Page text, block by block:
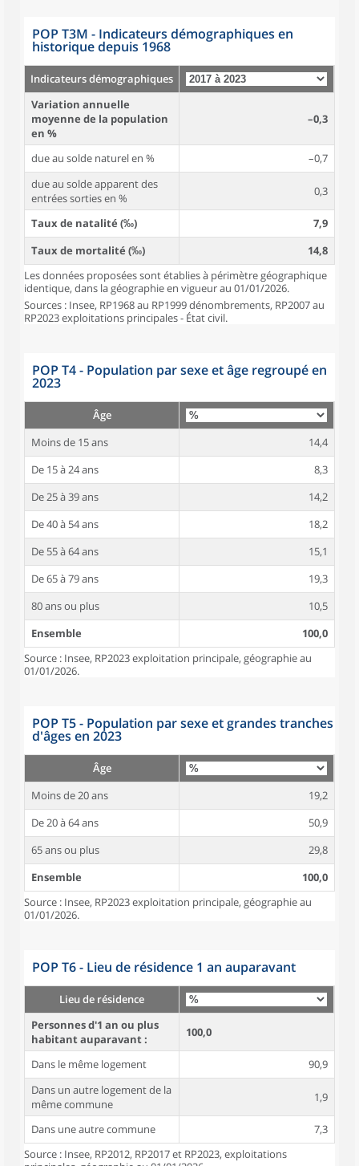
POP T3M - Indicateurs démographiques en
historique depuis 1968
Indicateurs démographiques
Variation annuelle
moyenne de la population
en %
–0,3
due au solde naturel en %
–0,7
due au solde apparent des
entrées sorties en %
0,3
Taux de natalité (‰)
7,9
Taux de mortalité (‰)
14,8
Les données proposées sont établies à périmètre géographique
identique, dans la géographie en vigueur au 01/01/2026.
Sources : Insee, RP1968 au RP1999 dénombrements, RP2007 au
RP2023 exploitations principales - État civil.
POP T4 - Population par sexe et âge regroupé en
2023
Âge
Moins de 15 ans
14,4
De 15 à 24 ans
8,3
De 25 à 39 ans
14,2
De 40 à 54 ans
18,2
De 55 à 64 ans
15,1
De 65 à 79 ans
19,3
80 ans ou plus
10,5
Ensemble
100,0
Source : Insee, RP2023 exploitation principale, géographie au
01/01/2026.
POP T5 - Population par sexe et grandes tranches
d'âges en 2023
Âge
Moins de 20 ans
19,2
De 20 à 64 ans
50,9
65 ans ou plus
29,8
Ensemble
100,0
Source : Insee, RP2023 exploitation principale, géographie au
01/01/2026.
POP T6 - Lieu de résidence 1 an auparavant
Lieu de résidence
Personnes d'1 an ou plus
habitant auparavant :
100,0
Dans le même logement
90,9
Dans un autre logement de la
même commune
1,9
Dans une autre commune
7,3
Source : Insee, RP2012, RP2017 et RP2023, exploitations